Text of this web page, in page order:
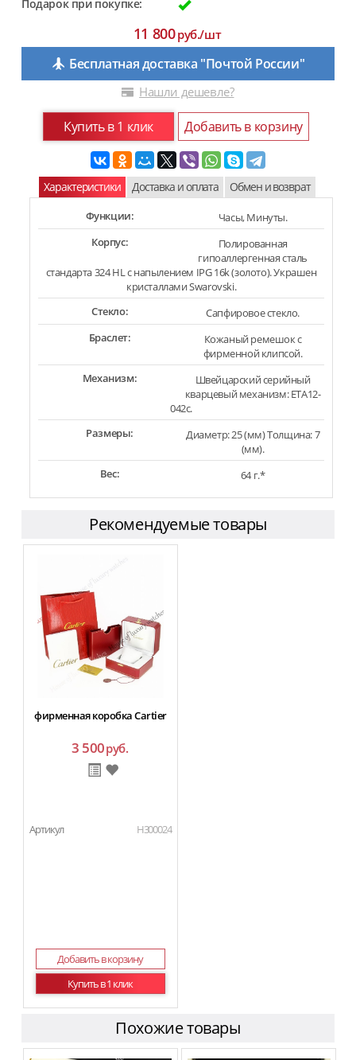
Подарок при покупке:
11 800руб./шт
Бесплатная доставка "Почтой России"
Нашли дешевле?
Купить в 1 клик Добавить в корзину
Характеристики Доставка и оплата Обмен и возврат
Функции:
Часы, Минуты.
Корпус:
Полированная
гипоаллергенная сталь
стандарта 324 HL с напылением IPG 16k (золото). Украшен
кристаллами Swarovski.
Стекло:
Сапфировое стекло.
Браслет:
Кожаный ремешок с
фирменной клипсой.
Механизм:
Швейцарский серийный
кварцевый механизм: ETA12-
042c.
Размеры:
Диаметр: 25 (мм) Толщина: 7
(мм).
Вес:
64 г.*
Рекомендуемые товары
фирменная коробка Cartier
3 500руб.
Артикул H300024
Добавить в корзину
Купить в 1 клик
Похожие товары